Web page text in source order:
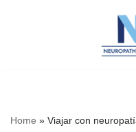
Home » Viajar con